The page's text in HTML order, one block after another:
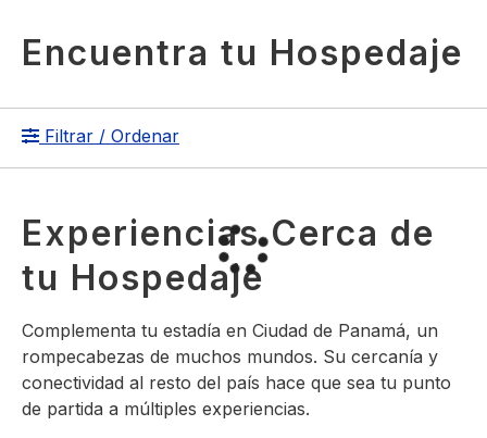
Encuentra tu Hospedaje
Filtrar / Ordenar
Experiencias Cerca de
tu Hospedaje
Complementa tu estadía en Ciudad de Panamá, un
rompecabezas de muchos mundos. Su cercanía y
conectividad al resto del país hace que sea tu punto
de partida a múltiples experiencias.